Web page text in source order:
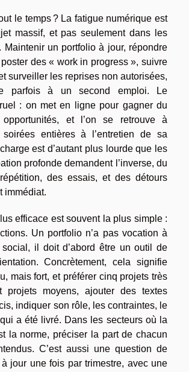
le temps ? La fatigue numérique est
massif, et pas seulement dans les
Maintenir un portfolio à jour, répondre
des « work in progress », suivre
surveiller les reprises non autorisées,
parfois à un second emploi. Le
: on met en ligne pour gagner du
et l’on se retrouve à
entières à l’entretien de sa
est d’autant plus lourde que les
profonde demandent l’inverse, du
des essais, et des détours
immédiat.
efficace est souvent la plus simple :
Un portfolio n’a pas vocation à
il doit d’abord être un outil de
Concrètement, cela signifie
mais fort, et préférer cinq projets très
projets moyens, ajouter des textes
indiquer son rôle, les contraintes, le
a été livré. Dans les secteurs où la
la norme, préciser la part de chacun
C’est aussi une question de
jour une fois par trimestre, avec une